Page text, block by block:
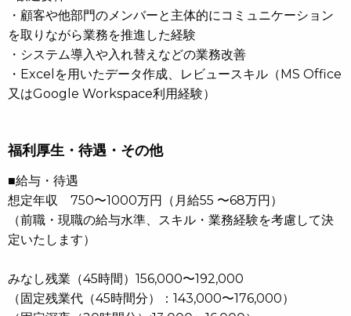
・顧客や他部門のメンバーと主体的にコミュニケーション
を取りながら業務を推進した経験
・システム導入や入れ替えなどの業務改善
・Excelを用いたデータ作成、レビュースキル（MS Office
又はGoogle Workspace利用経験）
福利厚生・待遇・その他
■給与・待遇
想定年収 750〜1000万円（月給55 〜68万円）
（前職・現職の給与水準、スキル・業務経験を考慮して決
定いたします）
みなし残業（45時間）156,000〜192,000
（固定残業代（45時間分）：143,000〜176,000）